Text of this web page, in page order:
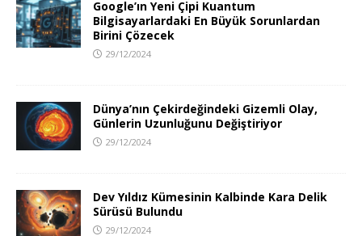
Google’ın Yeni Çipi Kuantum
Bilgisayarlardaki En Büyük Sorunlardan
Birini Çözecek
29/12/2024
Dünya’nın Çekirdeğindeki Gizemli Olay,
Günlerin Uzunluğunu Değiştiriyor
29/12/2024
Dev Yıldız Kümesinin Kalbinde Kara Delik
Sürüsü Bulundu
29/12/2024